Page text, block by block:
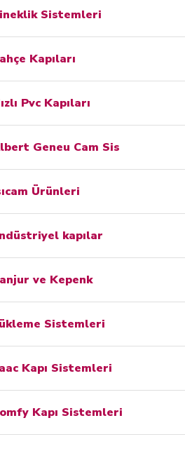
Sistemleri
Kapıları
Pvc Kapıları
Geneu Cam Sis
Ürünleri
kapılar
ve Kepenk
Sistemleri
Kapı Sistemleri
Kapı Sistemleri